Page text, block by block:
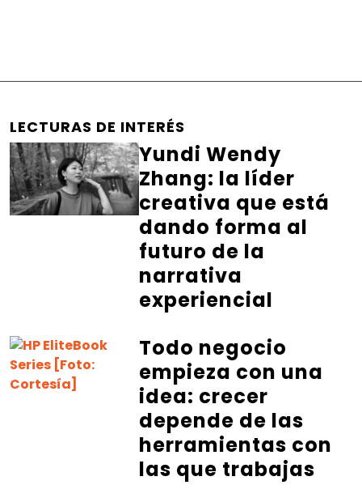
LECTURAS DE INTERÉS
Yundi Wendy
Zhang: la líder
creativa que está
dando forma al
futuro de la
narrativa
experiencial
Todo negocio
empieza con una
idea: crecer
depende de las
herramientas con
las que trabajas